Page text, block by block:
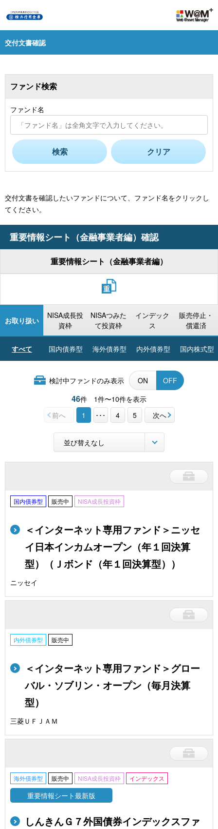
交付文書確認
ファンド検索
ファンド名
検索 クリア
交付文書を確認したいファンドについて、ファンド名をクリックし
てください。
重要情報シート（金融事業者編）確認
重要情報シート（金融事業者編）
お取り扱い
NISA成長投
資枠
NISAつみた
て投資枠
インデック
ス
販売停止・
償還済
すべて 国内債券型 海外債券型 内外債券型 国内株式型
検討中ファンドのみ表示 ON OFF
46件
1件〜10件を表示
前へ
1 ･･･ 4 5 次へ
国内債券型 販売中 NISA成長投資枠
＜インターネット専用ファンド＞ニッセ
イ日本インカムオープン（年１回決算
型）（Ｊボンド（年１回決算型））
ニッセイ
内外債券型 販売中
＜インターネット専用ファンド＞グロー
バル・ソブリン・オープン（毎月決算
型）
三菱ＵＦＪＡＭ
海外債券型 販売中 NISA成長投資枠 インデックス
重要情報シート最新版
しんきんＧ７外国債券インデックスファ